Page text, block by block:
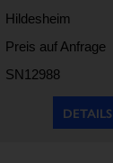
Hildesheim
Preis auf Anfrage
SN12988